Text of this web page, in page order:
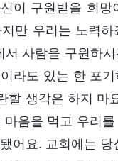
이 구원받을 희
만 우리는 노력
사람을 구원하
라도 있는 한 포
할 생각은 하지 마
음을 먹고 우리
어요. 교회에는